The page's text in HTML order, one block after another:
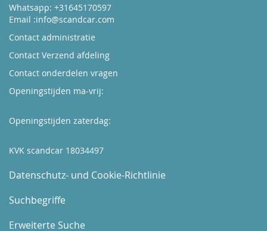
Whatsapp: +31645170597
Email :info@scandcar.com
Contact administratie
Contact Verzend afdeling
Contact onderdelen vragen
Openingstijden ma-vrij:
Openingstijden zaterdag:
KVK scandcar 18034497
Datenschutz- und Cookie-Richtlinie
Suchbegriffe
Erweiterte Suche